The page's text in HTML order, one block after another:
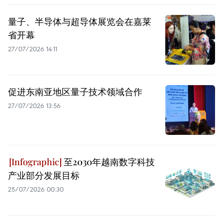
量子、半导体与超导体展览会在嘉莱
省开幕
27/07/2026 14:11
促进东南亚地区量子技术领域合作
27/07/2026 13:56
至2030年越南数字科技
产业部分发展目标
25/07/2026 00:30